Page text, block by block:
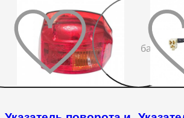
бажаного